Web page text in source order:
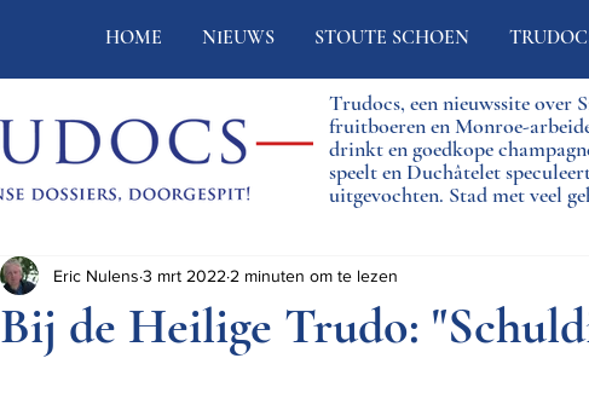
HOME NIEUWS STOUTE SCHOEN
Trudocs, een nieuwssite over
fruitboeren en Monroe-
drinkt en goedkope
speelt en Duchâtelet
uitgevochten. Stad met veel
Bij de Heilige Trudo:
Eric Nulens 3 mrt 2022 2 minuten om te lezen